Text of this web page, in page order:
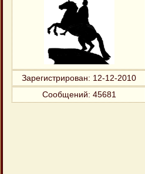
Зарегистрирован: 12-12-2010
Сообщений: 45681